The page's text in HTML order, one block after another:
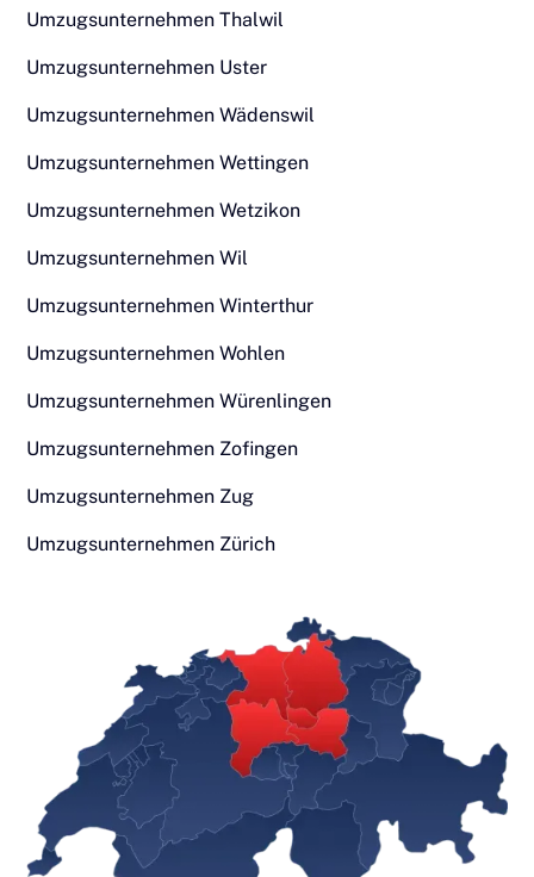
Umzugsunternehmen Thalwil
Umzugsunternehmen Uster
Umzugsunternehmen Wädenswil
Umzugsunternehmen Wettingen
Umzugsunternehmen Wetzikon
Umzugsunternehmen Wil
Umzugsunternehmen Winterthur
Umzugsunternehmen Wohlen
Umzugsunternehmen Würenlingen
Umzugsunternehmen Zofingen
Umzugsunternehmen Zug
Umzugsunternehmen Zürich